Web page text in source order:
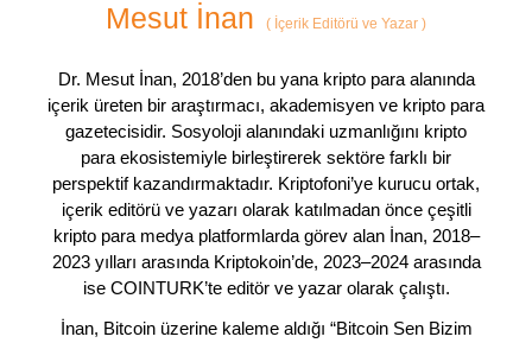
Mesut İnan ( İçerik Editörü ve Yazar )
Dr. Mesut İnan, 2018’den bu yana kripto para alanında
içerik üreten bir araştırmacı, akademisyen ve kripto para
gazetecisidir. Sosyoloji alanındaki uzmanlığını kripto
para ekosistemiyle birleştirerek sektöre farklı bir
perspektif kazandırmaktadır. Kriptofoni’ye kurucu ortak,
içerik editörü ve yazarı olarak katılmadan önce çeşitli
kripto para medya platformlarda görev alan İnan, 2018–
2023 yılları arasında Kriptokoin’de, 2023–2024 arasında
ise COINTURK’te editör ve yazar olarak çalıştı.
İnan, Bitcoin üzerine kaleme aldığı “Bitcoin Sen Bizim